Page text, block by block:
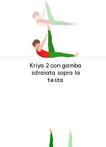
Kriya 2 con gamba
sdraiata sopra la
testa